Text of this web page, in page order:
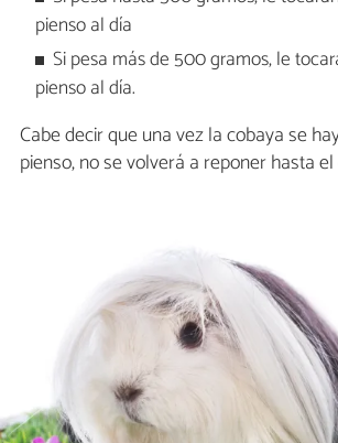
pienso al día
Si pesa más de 500 gramos, le
pienso al día.
Cabe decir que una vez la cobaya se
pienso, no se volverá a reponer hasta